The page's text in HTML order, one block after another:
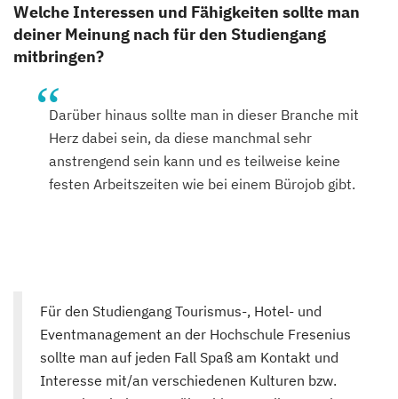
Welche Interessen und Fähigkeiten sollte man
deiner Meinung nach für den Studiengang
mitbringen?
Darüber hinaus sollte man in dieser Branche mit
Herz dabei sein, da diese manchmal sehr
anstrengend sein kann und es teilweise keine
festen Arbeitszeiten wie bei einem Bürojob gibt.
Für den Studiengang Tourismus-, Hotel- und
Eventmanagement an der Hochschule Fresenius
sollte man auf jeden Fall Spaß am Kontakt und
Interesse mit/an verschiedenen Kulturen bzw.